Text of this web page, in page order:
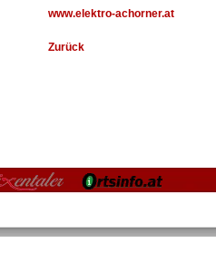
www.elektro-achorner.at
Zurück